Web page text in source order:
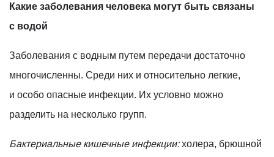
Какие заболевания человека могут быть связаны
с водой
Заболевания с водным путем передачи достаточно
многочисленны. Среди них и относительно легкие,
и особо опасные инфекции. Их условно можно
разделить на несколько групп.
Бактериальные кишечные инфекции:холера, брюшной